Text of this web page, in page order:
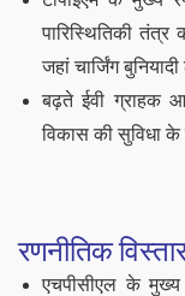
पारिस्थितिकी
जहां चार्जिंग
बढ़ते ईवी ग्राहक
विकास की सुविधा
रणनीतिक
एचपीसीएल के मुख्य